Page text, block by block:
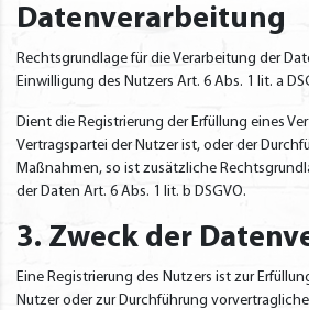
Datenverarbeitung
Rechtsgrundlage für die Verarbeitung der
Einwilligung des Nutzers Art. 6 Abs. 1 lit. a
Dient die Registrierung der Erfüllung eines
Vertragspartei der Nutzer ist, oder der
Maßnahmen, so ist zusätzliche
der Daten Art. 6 Abs. 1 lit. b DSGVO.
3. Zweck der
Eine Registrierung des Nutzers ist zur
Nutzer oder zur Durchführung